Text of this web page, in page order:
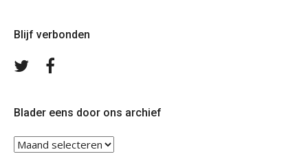
Blijf verbonden
Volg
Blader eens door ons archief
Blader
eens